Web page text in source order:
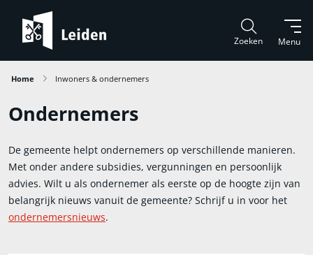
Menu
Zoeken
Home Inwoners & ondernemers
Ondernemers
De gemeente helpt ondernemers op verschillende manieren.
Met onder andere subsidies, vergunningen en persoonlijk
advies. Wilt u als ondernemer als eerste op de hoogte zijn van
belangrijk nieuws vanuit de gemeente? Schrijf u in voor het
ondernemersnieuws.